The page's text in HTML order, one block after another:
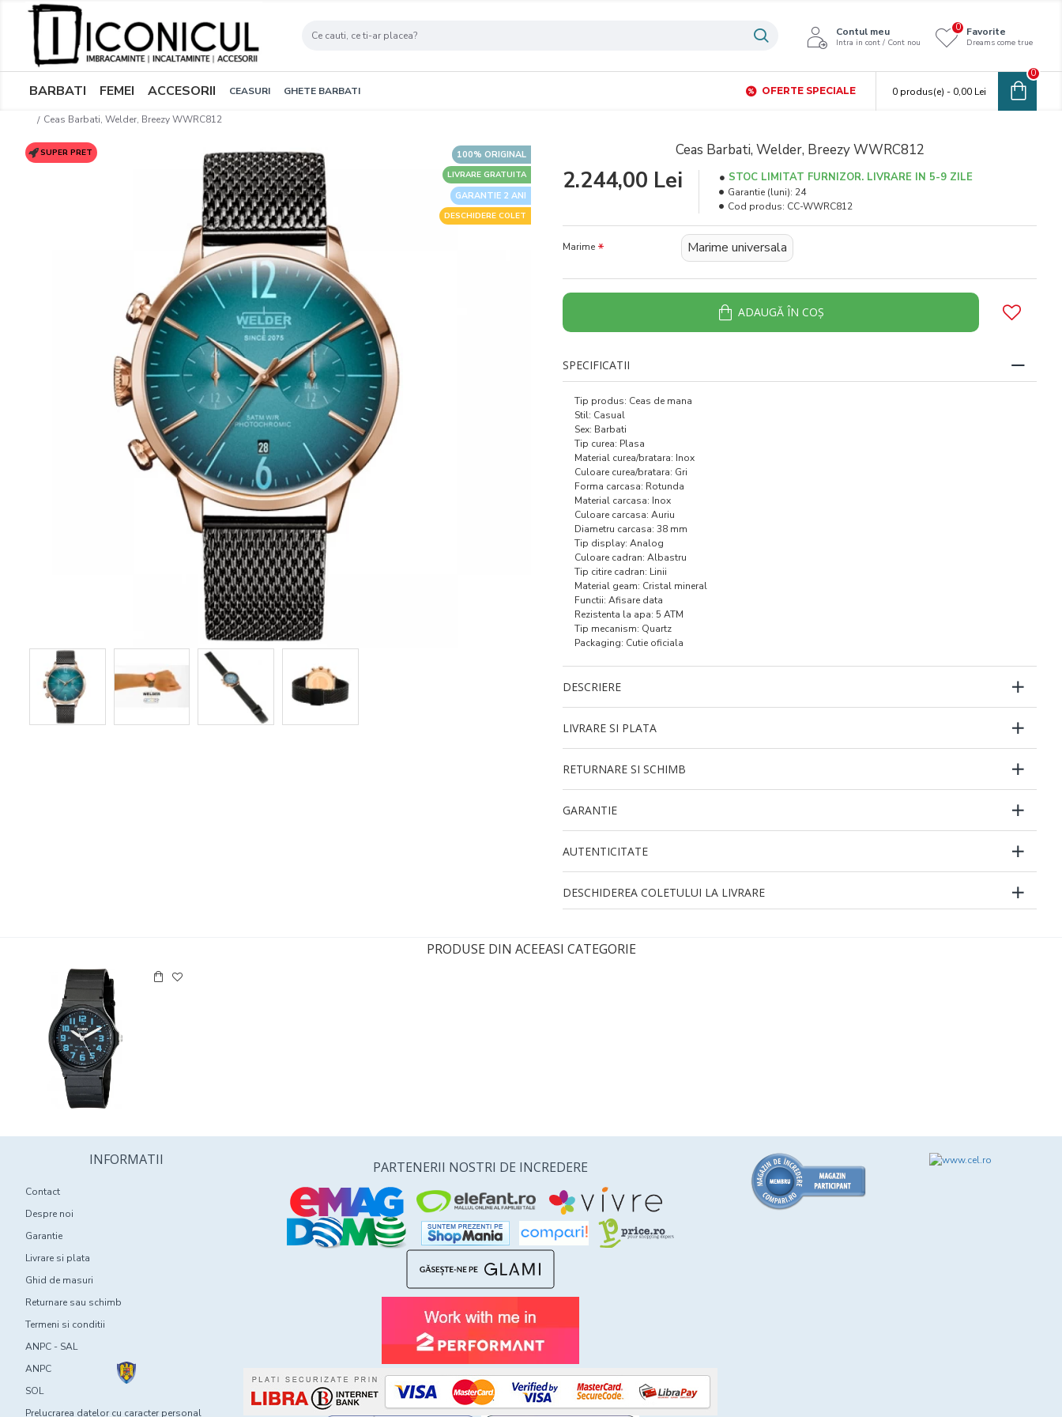
Contul meu
Intra in cont / Cont nou
Favorite
Dreams come true
0
BARBATI FEMEI ACCESORII CEASURI GHETE BARBATI OFERTE SPECIALE 0 produs(e) - 0,00 Lei
0
Ceas Barbati, Welder, Breezy WWRC812
GARANTIE 2 ANI
100% ORIGINAL
LIVRARE GRATUITA
DESCHIDERE COLET
SUPER PRET Ceas Barbati, Welder, Breezy WWRC812
2.244,00 Lei STOC LIMITAT FURNIZOR. LIVRARE IN 5-9 ZILE
Garantie (luni): 24
Cod produs: CC-WWRC812
Marime Marime universala
ADAUGĂ ÎN COŞ
SPECIFICATII
Tip produs: Ceas de mana
Stil: Casual
Sex: Barbati
Tip curea: Plasa
Material curea/bratara: Inox
Culoare curea/bratara: Gri
Forma carcasa: Rotunda
Material carcasa: Inox
Culoare carcasa: Auriu
Diametru carcasa: 38 mm
Tip display: Analog
Culoare cadran: Albastru
Tip citire cadran: Linii
Material geam: Cristal mineral
Functii: Afisare data
Rezistenta la apa: 5 ATM
Tip mecanism: Quartz
Packaging: Cutie oficiala
DESCRIERE
LIVRARE SI PLATA
RETURNARE SI SCHIMB
GARANTIE
AUTENTICITATE
DESCHIDEREA COLETULUI LA LIVRARE
PRODUSE DIN ACEEASI CATEGORIE
INFORMATII
Contact
Despre noi
Garantie
Livrare si plata
Ghid de masuri
Returnare sau schimb
Termeni si conditii
ANPC - SAL
ANPC
SOL
Prelucrarea datelor cu caracter personal
PARTENERII NOSTRI DE INCREDERE